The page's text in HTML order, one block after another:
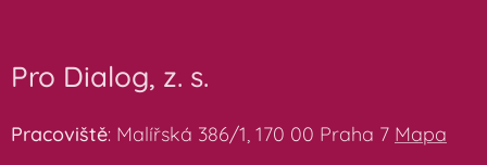
Pro Dialog, z. s.
Pracoviště: Malířská 386/1, 170 00 Praha 7 Mapa